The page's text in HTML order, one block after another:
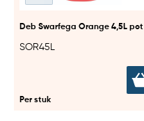
Deb Swarfega Orange 4,5L pot
SOR45L
Per stuk